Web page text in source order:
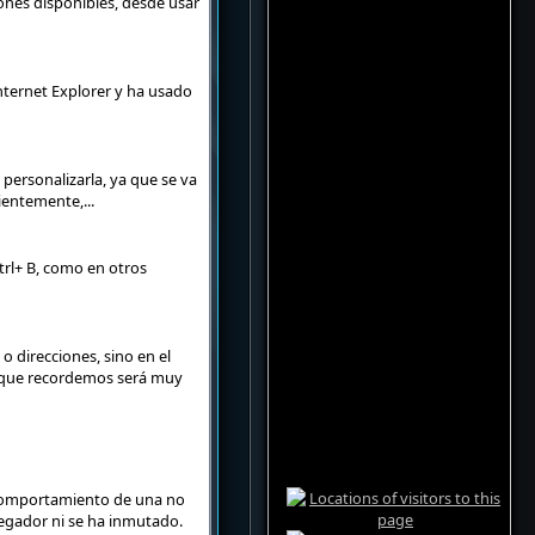
Explorer y ha usado
ya que se va
B, como en otros
direcciones, sino en el
recordemos será muy
de una no
ni se ha inmutado.